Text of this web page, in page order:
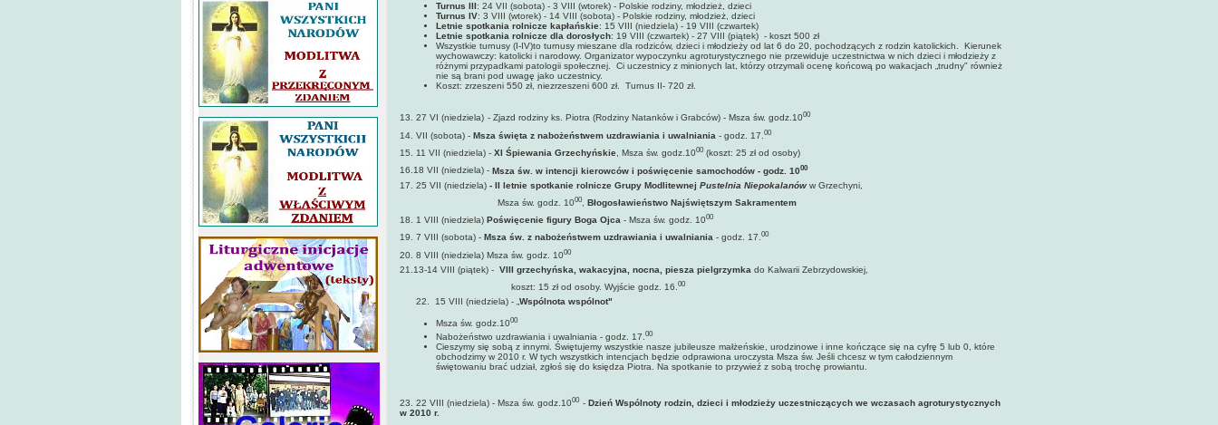
Turnus III : 24 VII (sobota) - 3 VIII (wtorek) - Polskie rodziny, młodzież, dzieci
Turnus IV: 3 VIII (wtorek) - 14 VIII (sobota) - Polskie rodziny, młodzież, dzieci
Letnie spotkania rolnicze kapłańskie: 15 VIII (niedziela) - 19 VIII (czwartek)
Letnie spotkania rolnicze dla dorosłych: 19 VIII (czwartek) - 27 VIII (piątek) - koszt 500 zł
Wszystkie turnusy (I-IV)to turnusy mieszane dla rodziców, dzieci i młodzieży od lat 6 do 20, pochodzących z rodzin katolickich. Kierunek
wychowawczy: katolicki i narodowy. Organizator wypoczynku agroturystycznego nie przewiduje uczestnictwa w nich dzieci i młodzieży z
różnymi przypadkami patologii społecznej. Ci uczestnicy z minionych lat, którzy otrzymali ocenę końcową po wakacjach „trudny" również
nie są brani pod uwagę jako uczestnicy.
Koszt: zrzeszeni 550 zł, niezrzeszeni 600 zł. Turnus II- 720 zł.
13. 27 VI (niedziela) - Zjazd rodziny ks. Piotra (Rodziny Natanków i Grabców) - Msza św. godz.1000
14. VII (sobota) - Msza święta z nabożeństwem uzdrawiania i uwalniania - godz. 17. 00
15. 11 VII (niedziela) - XI Śpiewania Grzechyńskie, Msza św. godz.1000 (koszt: 25 zł od osoby)
16.18 VII (niedziela) - Msza św. w intencji kierowców i poświęcenie samochodów - godz. 1000
17. 25 VII (niedziela) - II letnie spotkanie rolnicze Grupy Modlitewnej Pustelnia Niepokalanów w Grzechyni,
Msza św. godz. 1000 Błogosławieństwo Najświętszym Sakramentem
18. 1 VIII (niedziela) Poświęcenie figury Boga Ojca - Msza św. godz. 1000
19. 7 VIII (sobota) - Msza św. z nabożeństwem uzdrawiania i uwalniania - godz. 17.00
20. 8 VIII (niedziela) Msza św. godz. 1000
21.13-14 VIII (piątek) - VIII grzechyńska, wakacyjna, nocna, piesza pielgrzymka do Kalwarii Zebrzydowskiej,
koszt: 15 zł od osoby. Wyjście godz. 16.00
22. 15 VIII (niedziela) - „Wspólnota wspólnot"
Msza św. godz.1000
Nabożeństwo uzdrawiania i uwalniania - godz. 17. 00
Cieszymy się sobą z innymi. Świętujemy wszystkie nasze jubileusze małżeńskie, urodzinowe i inne kończące się na cyfrę 5 lub 0, które
obchodzimy w 2010 r. W tych wszystkich intencjach będzie odprawiona uroczysta Msza św. Jeśli chcesz w tym całodziennym
świętowaniu brać udział, zgłoś się do księdza Piotra. Na spotkanie to przywieź z sobą trochę prowiantu.
23. 22 VIII (niedziela) - Msza św. godz.1000 - Dzień Wspólnoty rodzin, dzieci i młodzieży uczestniczących we wczasach agroturystycznych
w 2010 r.